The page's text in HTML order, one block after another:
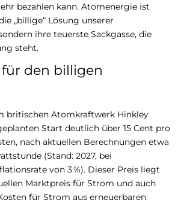
bezahlen kann. Atomenergie ist
„billige“ Lösung unserer
ihre teuerste Sackgasse, die
steht.
den billigen
britischen Atomkraftwerk Hinkley
Start deutlich über 15 Cent pro
nach aktuellen Berechnungen etwa
(Stand: 2027, bei
von 3 %). Dieser Preis liegt
Marktpreis für Strom und auch
für Strom aus erneuerbaren